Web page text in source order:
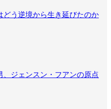
う逆境から生き延びたのか
ジェンスン・フアンの原点